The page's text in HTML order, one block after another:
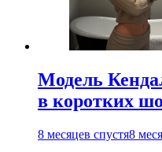
Модель
в коротких
8 месяцев спустя8